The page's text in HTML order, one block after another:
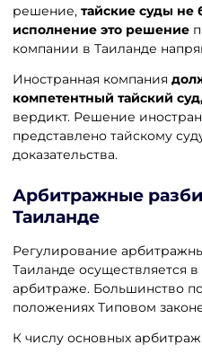
решение, тайские суды не
исполнение это решение
компании в Таиланде
Иностранная компания
компетентный тайский
вердикт. Решение
представлено тайскому
доказательства.
Арбитражные
Таиланде
Регулирование
Таиланде осуществляется
арбитраже. Большинство
положениях Типовом
К числу основных